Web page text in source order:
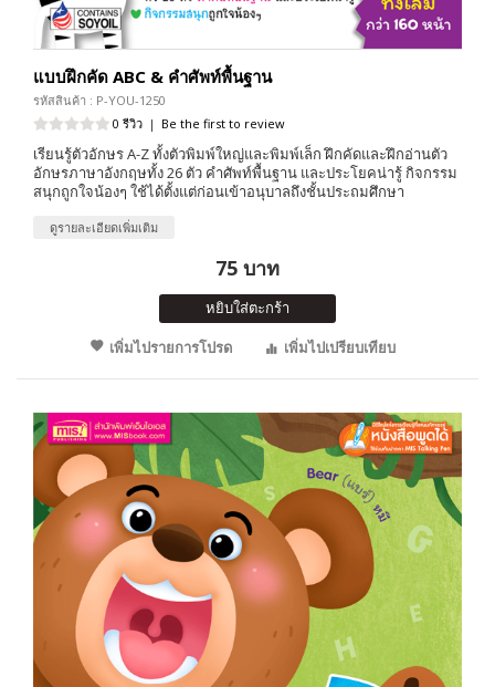
แบบฝึกคัด ABC & คำศัพท์พื้นฐาน
รหัสสินค้า : P-YOU-1250
0 รีวิว | Be the first to review
เรียนรู้ตัวอักษร A-Z ทั้งตัวพิมพ์ใหญ่และพิมพ์เล็ก ฝึกคัดและฝึกอ่านตัว
อักษรภาษาอังกฤษทั้ง 26 ตัว คำศัพท์พื้นฐาน และประโยคน่ารู้ กิจกรรม
สนุกถูกใจน้องๆ ใช้ได้ตั้งแต่ก่อนเข้าอนุบาลถึงชั้นประถมศึกษา
ดูรายละเอียดเพิ่มเติม
75 บาท
หยิบใส่ตะกร้า
เพิ่มไปรายการโปรด
เพิ่มไปเปรียบเทียบ